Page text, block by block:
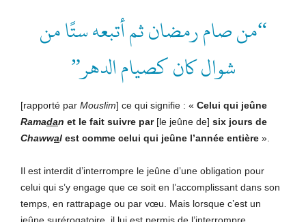
“من صام رمضان ثم أتبعه ستًا من
شوال كان كصيام الدهر”
[rapporté par Mouslim] ce qui signifie : « Celui qui jeûne
Ramadan et le fait suivre par [le jeûne de] six jours de
Chawwal est comme celui qui jeûne l’année entière ».
Il est interdit d’interrompre le jeûne d’une obligation pour
celui qui s’y engage que ce soit en l’accomplissant dans son
temps, en rattrapage ou par vœu. Mais lorsque c’est un